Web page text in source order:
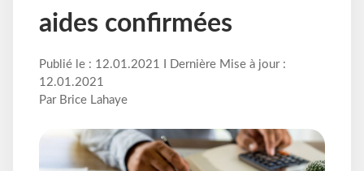
aides confirmées
Publié le : 12.01.2021 I Dernière Mise à jour :
12.01.2021
Par Brice Lahaye